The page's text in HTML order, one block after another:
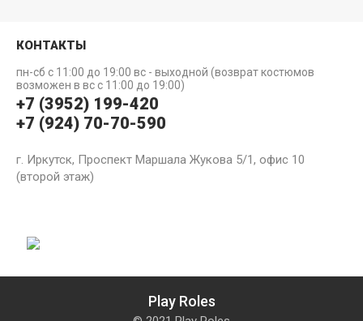
КОНТАКТЫ
пн-сб с 11:00 до 19:00 вс - выходной (возврат костюмов
возможен в вс с 11:00 до 19:00)
+7 (3952) 199-420
+7 (924) 70-70-590
г. Иркутск, Проспект Маршала Жукова 5/1, офис 10
(второй этаж)
Play Roles